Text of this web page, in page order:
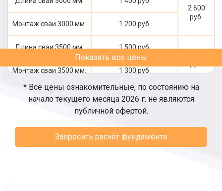
2 600
руб.
Монтаж сваи 3000 мм.
1 200 руб.
Длина сваи 3500 мм.
1 500 руб.
Монтаж сваи 3500 мм.
1 300 руб.
Длина сваи 4000 мм.
3 100
Монтаж сваи 4000 мм.
1 400 руб.
Длина сваи 4500 мм.
1 800 руб.
3 300
Показать все цены
* Все цены ознакомительные, по состоянию на
начало текущего месяца 2026 г. не являются
публичной офертой.
Запросить расчёт фундамента